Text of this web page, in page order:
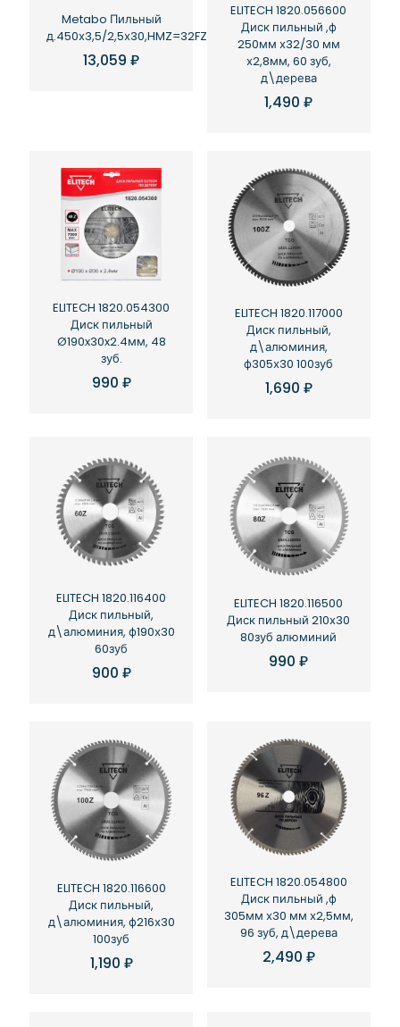
Metabo Пильный
д.450х3,5/2,5х30,HMZ=32FZ/FA,BKS450/BKH450
13,059₽
ELITECH 1820.056600
Диск пильный ,ф
250мм х32/30 мм
х2,8мм, 60 зуб,
д\дерева
1,490₽
ELITECH 1820.054300
Диск пильный
Ø190x30x2.4мм, 48
зуб.
990 ₽
ELITECH 1820.117000
Диск пильный,
д\алюминия,
ф305х30 100зуб
1,690 ₽
ELITECH 1820.116400
Диск пильный,
д\алюминия, ф190х30
60зуб
900 ₽
ELITECH 1820.116500
Диск пильный 210х30
80зуб алюминий
990₽
ELITECH 1820.116600
Диск пильный,
д\алюминия, ф216х30
100зуб
1,190 ₽
ELITECH 1820.054800
Диск пильный ,ф
305мм х30 мм х2,5мм,
96 зуб, д\дерева
2,490 ₽